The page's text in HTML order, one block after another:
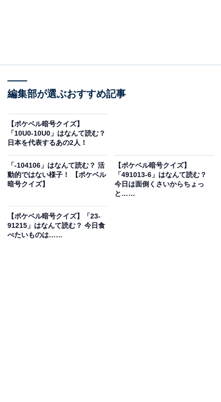
こちらもおすすめ
ません！ 【ポケベル暗号クイズ】
編集部が選ぶおすすめ記事
【ポケベル暗号クイズ】
「10U0-10U0」はなんて読む？
日本を代表するあの2人！
「-104106」はなんて読む？ 活
動的ではない様子！ 【ポケベル
暗号クイズ】
【ポケベル暗号クイズ】
「491013-6」はなんて読む？
今日は面倒くさいからちょっ
と……
【ポケベル暗号クイズ】「23-
91215」はなんて読む？ 今日食
べたいものは……